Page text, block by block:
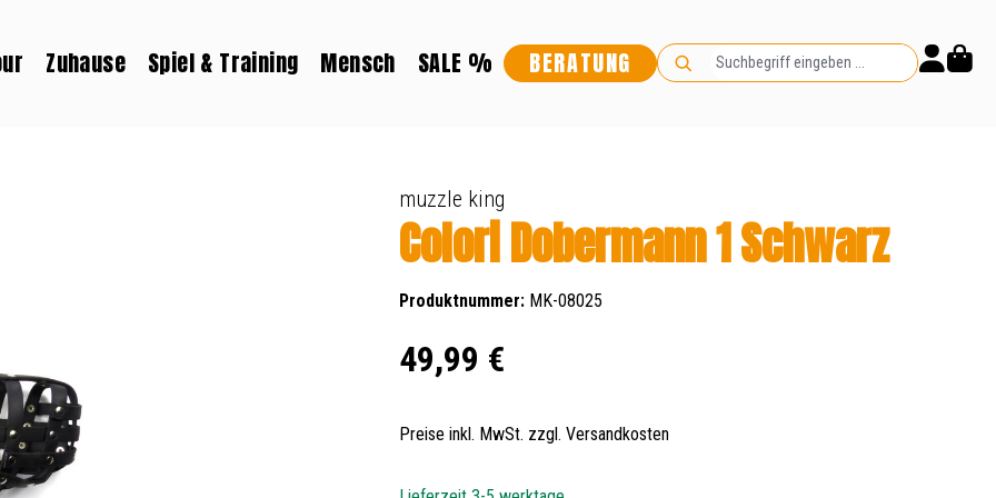
Zuhause Spiel & Training Mensch SALE % BERATUNG
muzzle king
Colori Dobermann 1 Schwarz
Produktnummer: MK-08025
Regulärer Preis:
49,99 €
Preise inkl. MwSt. zzgl. Versandkosten